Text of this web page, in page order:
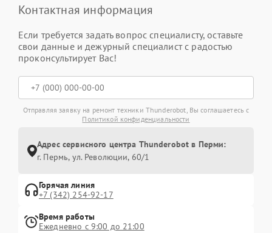
Контактная информация
Если требуется задать вопрос специалисту, оставьте
свои данные и дежурный специалист с радостью
проконсультирует Вас!
Отправляя заявку на ремонт техники Thunderobot, Вы соглашаетесь с
Политикой конфиденциальности
Адрес сервисного центра Thunderobot в Перми:
г. Пермь, ул. ​Революции, 60/1
Горячая линия
+7 (342) 254-92-17
Время работы
Ежедневно с 9:00 до 21:00